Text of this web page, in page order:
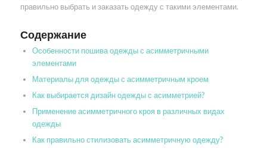
правильно выбрать и заказать одежду с такими элементами.
Содержание
Особенности пошива одежды с асимметричными
элементами
Материалы для одежды с асимметричным кроем
Как выбирается дизайн одежды с асимметрией?
Применение асимметричного кроя в различных видах
одежды
Как правильно стилизовать асимметричную одежду?